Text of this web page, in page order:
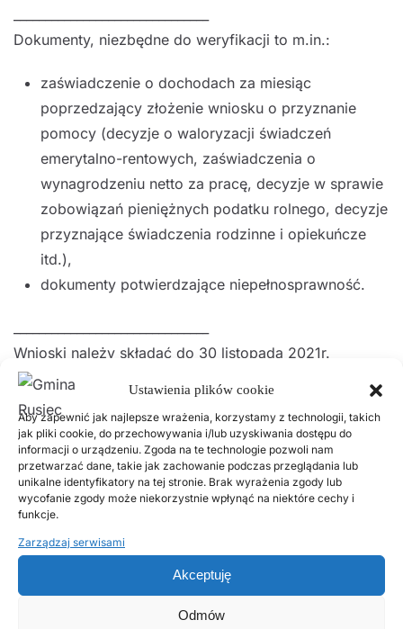
Ustawienia plików cookie
Aby zapewnić jak najlepsze wrażenia, korzystamy z technologii, takich
jak pliki cookie, do przechowywania i/lub uzyskiwania dostępu do
informacji o urządzeniu. Zgoda na te technologie pozwoli nam
przetwarzać dane, takie jak zachowanie podczas przeglądania lub
unikalne identyfikatory na tej stronie. Brak wyrażenia zgody lub
wycofanie zgody może niekorzystnie wpłynąć na niektóre cechy i
funkcje.
Zarządzaj serwisami
Akceptuję
Odmów
Dokumenty, niezbędne do weryfikacji to m.in.:
zaświadczenie o dochodach za miesiąc
poprzedzający złożenie wniosku o przyznanie
pomocy (decyzje o waloryzacji świadczeń
emerytalno-rentowych, zaświadczenia o
wynagrodzeniu netto za pracę, decyzje w sprawie
zobowiązań pieniężnych podatku rolnego, decyzje
przyznające świadczenia rodzinne i opiekuńcze
itd.),
dokumenty potwierdzające niepełnosprawność.
Wnioski należy składać do 30 listopada 2021r.
Osoby zainteresowane mogą zgłaszać się do
Gminnego Ośrodka Pomocy Społecznej w Ruścu w
godzinach pracy Ośrodka, tj.:
Poniedziałek- 9.00-17.00
Wtorek- Piątek- 7.30-15.30
Dodatkowe informacje można uzyskać pod nr
tel.: 436766025, 797117739 lub w siedzibie
Ośrodka: ul. Wieluńska 72 97-438 Rusiec.